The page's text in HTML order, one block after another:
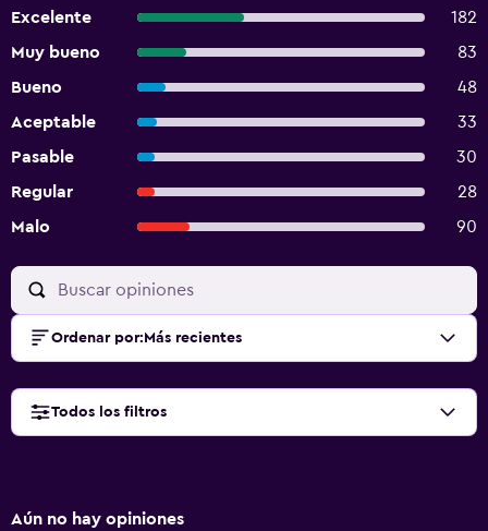
Excelente
182
Muy bueno
83
Bueno
48
Aceptable
33
Pasable
30
Regular
28
Malo
90
Ordenar por: Más recientes
Todos los filtros
Aún no hay opiniones